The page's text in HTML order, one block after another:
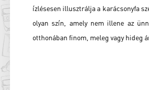
ízlésesen illusztrálja a karácsonyfa
olyan szín, amely nem illene az
otthonában finom, meleg vagy hideg